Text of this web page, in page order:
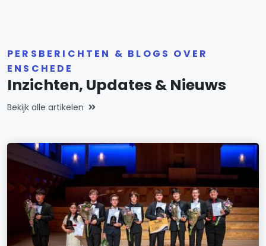
PERSBERICHTEN & BLOGS OVER
ENSCHEDE
Inzichten, Updates & Nieuws
Bekijk alle artikelen